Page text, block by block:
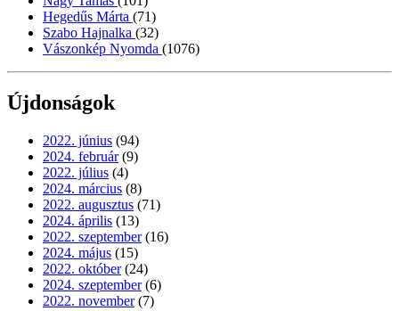
Hegedűs Márta (71)
Szabo Hajnalka (32)
Vászonkép Nyomda (1076)
Újdonságok
2022. június (94)
2024. február (9)
2022. július (4)
2024. március (8)
2022. augusztus (71)
2024. április (13)
2022. szeptember (16)
2024. május (15)
2022. október (24)
2024. szeptember (6)
2022. november (7)